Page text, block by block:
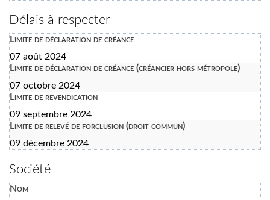
Délais à respecter
Limite de déclaration de créance
07 août 2024
Limite de déclaration de créance (créancier hors métropole)
07 octobre 2024
Limite de revendication
09 septembre 2024
Limite de relevé de forclusion (droit commun)
09 décembre 2024
Société
Nom